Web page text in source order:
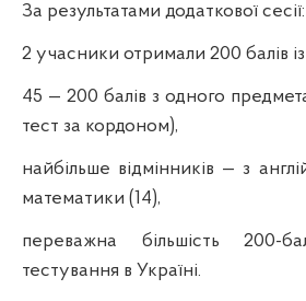
За результатами додаткової сесії:
2 учасники отримали 200 балів
45 — 200 балів з одного
тест за кордоном),
найбільше відмінників — з
математики (14),
переважна більшість 200-
тестування в Україні.